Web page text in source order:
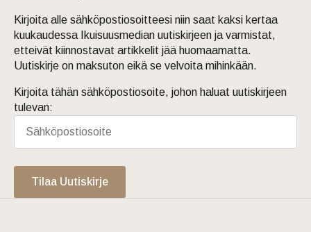
Kirjoita alle sähköpostiosoitteesi niin saat kaksi kertaa
kuukaudessa Ikuisuusmedian uutiskirjeen ja varmistat,
etteivät kiinnostavat artikkelit jää huomaamatta.
Uutiskirje on maksuton eikä se velvoita mihinkään.
Kirjoita tähän sähköpostiosoite, johon haluat uutiskirjeen
tulevan:
Tilaa Uutiskirje